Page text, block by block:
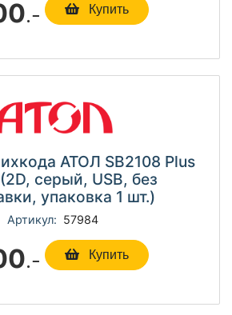
.- Купить
АТОЛ SB2108 Plus
серый, USB, без
упаковка 1 шт.)
Артикул: 57984
.- Купить